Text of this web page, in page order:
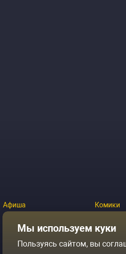
Афиша
Площадки
Архив событий
Комики
Журнал
Мы используем куки
Пользуясь сайтом, вы